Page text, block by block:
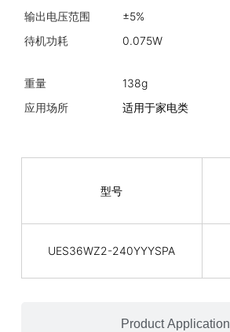
Product Application
输出电压范围
±5%
待机功耗
0.075W
重量 138g
应用场所
适用于家电类
型号
UES36WZ2-240YYYSPA